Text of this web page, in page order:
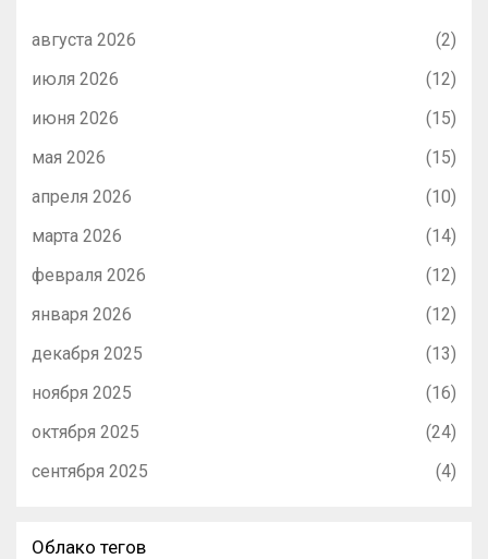
августа 2026
(2)
июля 2026
(12)
июня 2026
(15)
мая 2026
(15)
апреля 2026
(10)
марта 2026
(14)
февраля 2026
(12)
января 2026
(12)
декабря 2025
(13)
ноября 2025
(16)
октября 2025
(24)
сентября 2025
(4)
Облако тегов